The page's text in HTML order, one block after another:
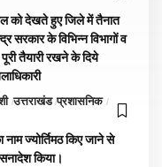
को देखते हुए जिले में तैनात
सरकार के विभिन्न विभागों व
तैयारी रखने के दिये
उत्तराखंड प्रशासनिक
नाम ज्योर्तिमठ किए जाने से
किया।